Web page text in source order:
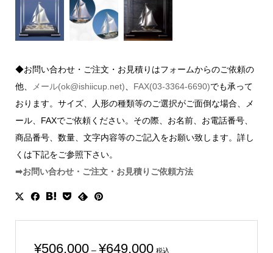
◆お問い合わせ・ご注文・お見積りはフォームからのご依頼の
他、
メール(ok@ishiicup.net) FAX(03-3364-6690)でも承って
おります。サイズ、人形の種類等のご選択がご面倒な場合、メ
ール、FAXでご依頼ください。その際、お名前、お電話番号、
商品番号、数量、文字内容等のご記入をお願い致します。詳し
くは下記をご参照下さい。
➡お問い合わせ・ご注文・お見積りご依頼方法
¥506,000 – ¥649,000価
税込